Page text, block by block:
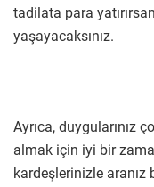
tadilata para
yaşayacaksınız.
Ayrıca, duygularınız
almak için iyi bir
kardeşlerinizle